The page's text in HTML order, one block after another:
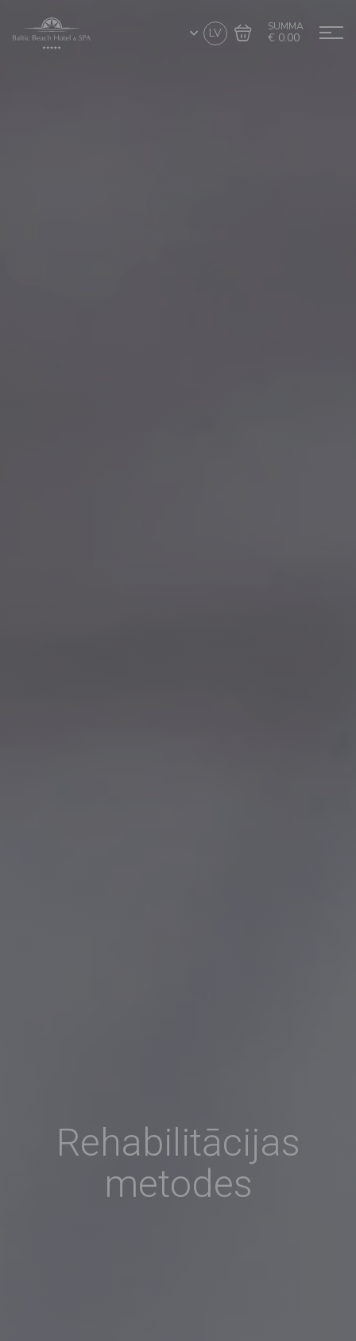
LV SUMMA
€ 0.00
Rehabilitācijas
metodes